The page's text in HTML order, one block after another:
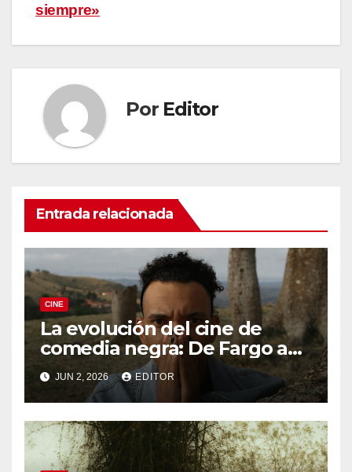
siempre»
Por Editor
Entrada relacionada
CINE
La evolución del cine de
comedia negra: De Fargo a
Knives Out
JUN 2, 2026 EDITOR